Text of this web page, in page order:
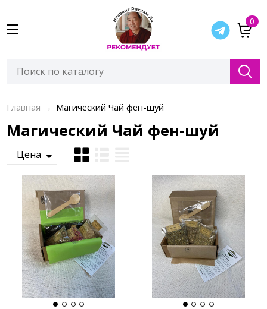
0
Главная → Магический Чай фен-шуй
Магический Чай фен-шуй
Цена